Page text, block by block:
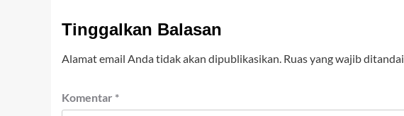
Tinggalkan Balasan
Alamat email Anda tidak akan dipublikasikan. Ruas yang wajib ditandai
Komentar *